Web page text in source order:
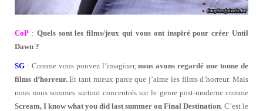
CoP : Quels sont les films/jeux qui vous ont inspiré pour créer Until
Dawn ?
SG : Comme vous pouvez l’imaginer,nous avons regardé une tonne de
films d’horreur.Et tant mieux parce que j’aime les films d’horreur. Mais
nous nous sommes surtout concentrés sur le genre post-moderne comme
Scream, I know what you did last summer ou Final Destination . C’est le